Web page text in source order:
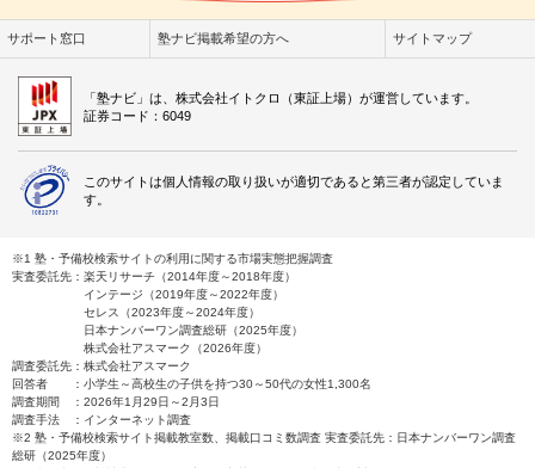
サポート窓口 塾ナビ掲載希望の方へ サイトマップ
「塾ナビ」は、株式会社イトクロ（東証上場）が運営しています。
証券コード：6049
このサイトは個人情報の取り扱いが適切であると第三者が認定していま
す。
※1 塾・予備校検索サイトの利用に関する市場実態把握調査
実査委託先：楽天リサーチ（2014年度～2018年度）
インテージ（2019年度～2022年度）
セレス（2023年度～2024年度）
日本ナンバーワン調査総研（2025年度）
株式会社アスマーク（2026年度）
調査委託先：株式会社アスマーク
回答者 ：小学生～高校生の子供を持つ30～50代の女性1,300名
調査期間 ：2026年1月29日～2月3日
調査手法 ：インターネット調査
※2 塾・予備校検索サイト掲載教室数、掲載口コミ数調査 実査委託先：日本ナンバーワン調査
総研（2025年度）